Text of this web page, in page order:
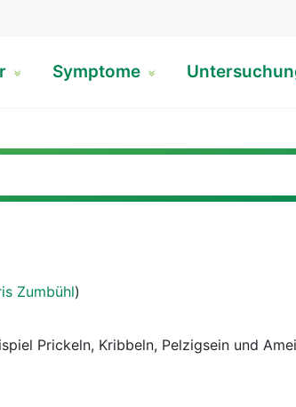
Symptome
Zumbühl)
Prickeln, Kribbeln, Pelzigsein und